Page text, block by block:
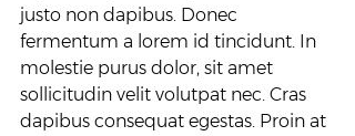
justo non dapibus. Donec
fermentum a lorem id tincidunt. In
molestie purus dolor, sit amet
sollicitudin velit volutpat nec. Cras
dapibus consequat egestas. Proin at